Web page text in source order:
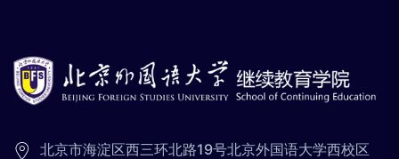
北京市海淀区西三环北路19号北京外国语大学西校区